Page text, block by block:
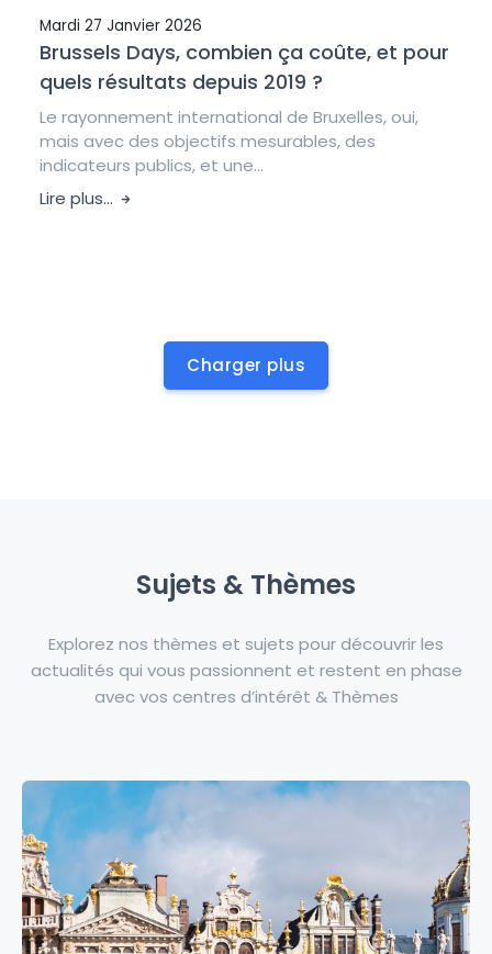
Mardi 27 Janvier 2026
Brussels Days, combien ça coûte, et pour
quels résultats depuis 2019 ?
Le rayonnement international de Bruxelles, oui,
mais avec des objectifs mesurables, des
indicateurs publics, et une...
Lire plus...
Charger plus
Sujets & Thèmes
Explorez nos thèmes et sujets pour découvrir les
actualités qui vous passionnent et restent en phase
avec vos centres d’intérêt & Thèmes